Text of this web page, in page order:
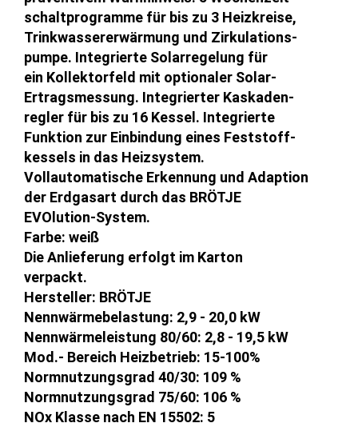
schaltprogramme für bis zu 3 Heizkreise,
Trinkwassererwärmung und Zirkulations-
pumpe. Integrierte Solarregelung für
ein Kollektorfeld mit optionaler Solar-
Ertragsmessung. Integrierter Kaskaden-
regler für bis zu 16 Kessel. Integrierte
Funktion zur Einbindung eines Feststoff-
kessels in das Heizsystem.
Vollautomatische Erkennung und Adaption
der Erdgasart durch das BRÖTJE
EVOlution-System.
Farbe: weiß
Die Anlieferung erfolgt im Karton
verpackt.
Hersteller: BRÖTJE
Nennwärmebelastung: 2,9 - 20,0 kW
Nennwärmeleistung 80/60: 2,8 - 19,5 kW
Mod.- Bereich Heizbetrieb: 15-100%
Normnutzungsgrad 40/30: 109 %
Normnutzungsgrad 75/60: 106 %
NOx Klasse nach EN 15502: 5